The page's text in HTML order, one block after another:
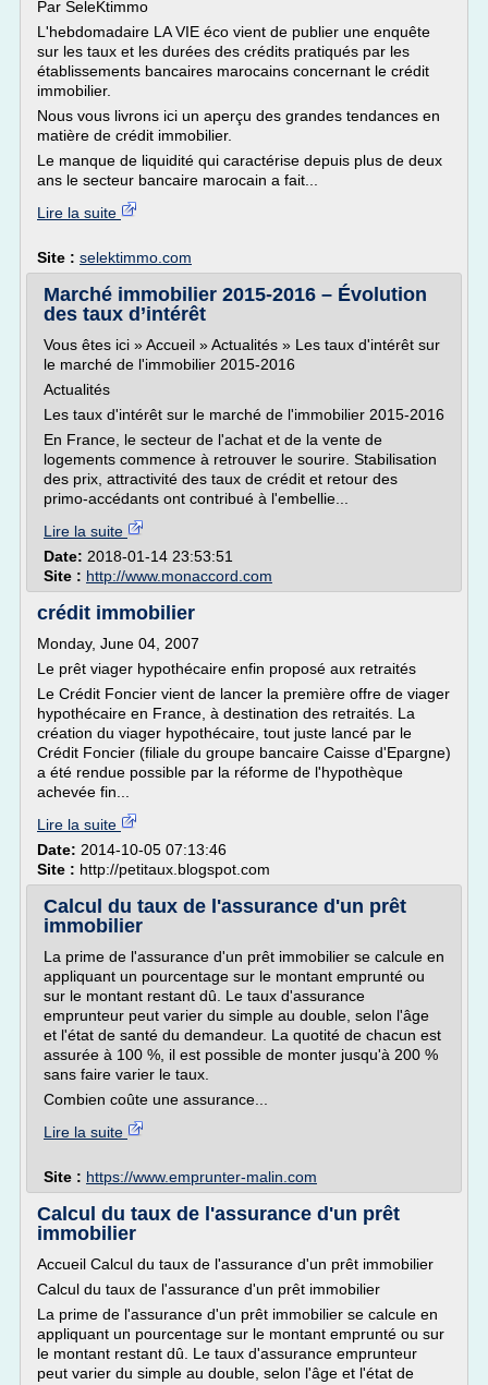
Par SeleKtimmo
L'hebdomadaire LA VIE éco vient de publier une enquête
sur les taux et les durées des crédits pratiqués par les
établissements bancaires marocains concernant le crédit
immobilier.
Nous vous livrons ici un aperçu des grandes tendances en
matière de crédit immobilier.
Le manque de liquidité qui caractérise depuis plus de deux
ans le secteur bancaire marocain a fait...
Lire la suite
Site : selektimmo.com
Marché immobilier 2015-2016 – Évolution
des taux d’intérêt
Vous êtes ici » Accueil » Actualités » Les taux d'intérêt sur
le marché de l'immobilier 2015-2016
Actualités
Les taux d'intérêt sur le marché de l'immobilier 2015-2016
En France, le secteur de l'achat et de la vente de
logements commence à retrouver le sourire. Stabilisation
des prix, attractivité des taux de crédit et retour des
primo-accédants ont contribué à l'embellie...
Lire la suite
Date: 2018-01-14 23:53:51
Site : http://www.monaccord.com
crédit immobilier
Monday, June 04, 2007
Le prêt viager hypothécaire enfin proposé aux retraités
Le Crédit Foncier vient de lancer la première offre de viager
hypothécaire en France, à destination des retraités. La
création du viager hypothécaire, tout juste lancé par le
Crédit Foncier (filiale du groupe bancaire Caisse d'Epargne)
a été rendue possible par la réforme de l'hypothèque
achevée fin...
Lire la suite
Date: 2014-10-05 07:13:46
Site : http://petitaux.blogspot.com
Calcul du taux de l'assurance d'un prêt
immobilier
La prime de l'assurance d'un prêt immobilier se calcule en
appliquant un pourcentage sur le montant emprunté ou
sur le montant restant dû. Le taux d'assurance
emprunteur peut varier du simple au double, selon l'âge
et l'état de santé du demandeur. La quotité de chacun est
assurée à 100 %, il est possible de monter jusqu'à 200 %
sans faire varier le taux.
Combien coûte une assurance...
Lire la suite
Site : https://www.emprunter-malin.com
Calcul du taux de l'assurance d'un prêt
immobilier
Accueil Calcul du taux de l'assurance d'un prêt immobilier
Calcul du taux de l'assurance d'un prêt immobilier
La prime de l'assurance d'un prêt immobilier se calcule en
appliquant un pourcentage sur le montant emprunté ou sur
le montant restant dû. Le taux d'assurance emprunteur
peut varier du simple au double, selon l'âge et l'état de